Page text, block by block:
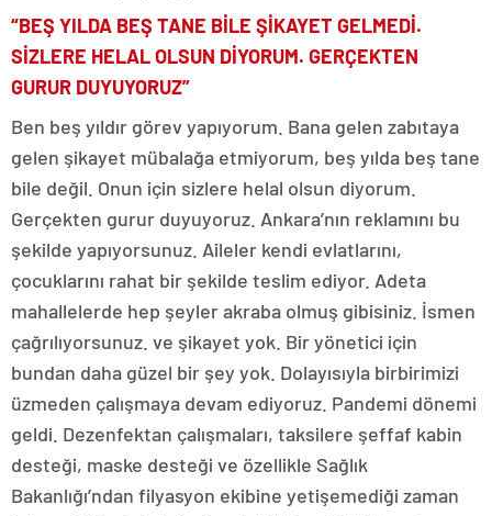
“BEŞ YILDA BEŞ TANE BİLE ŞİKAYET GELMEDİ.
SİZLERE HELAL OLSUN DİYORUM. GERÇEKTEN
GURUR DUYUYORUZ”
Ben beş yıldır görev yapıyorum. Bana gelen zabıtaya
gelen şikayet mübalağa etmiyorum, beş yılda beş tane
bile değil. Onun için sizlere helal olsun diyorum.
Gerçekten gurur duyuyoruz. Ankara’nın reklamını bu
şekilde yapıyorsunuz. Aileler kendi evlatlarını,
çocuklarını rahat bir şekilde teslim ediyor. Adeta
mahallelerde hep şeyler akraba olmuş gibisiniz. İsmen
çağrılıyorsunuz. ve şikayet yok. Bir yönetici için
bundan daha güzel bir şey yok. Dolayısıyla birbirimizi
üzmeden çalışmaya devam ediyoruz. Pandemi dönemi
geldi. Dezenfektan çalışmaları, taksilere şeffaf kabin
desteği, maske desteği ve özellikle Sağlık
Bakanlığı’ndan filyasyon ekibine yetişemediği zaman